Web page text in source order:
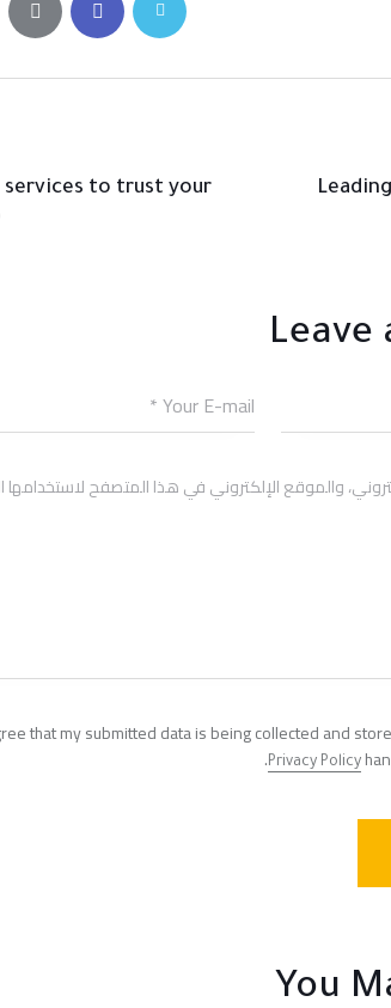
services to trust your
Leave
والموقع الإلكتروني في هذا المتصفح لاستخدامها
that my submitted data is being collected and
Privacy Policy
.
You